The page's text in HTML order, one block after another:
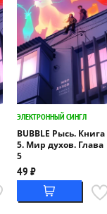
ЭЛЕКТРОННЫЙ СИНГЛ
BUBBLE Рысь. Книга
5. Мир духов. Глава
5
49 ₽